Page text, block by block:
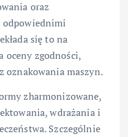
oraz
odpowiednimi
się to na
oceny zgodności,
oznakowania maszyn.
zharmonizowane,
wdrażania i
Szczególnie